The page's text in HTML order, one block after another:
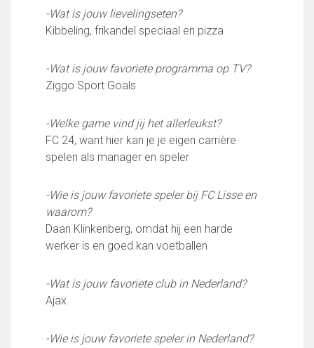
Maatschappelijke bijdrage
Support Casper
Dagbesteding ’s Heeren Loo
De gezonde sportkantine
Contact
Vertrouwenspersonen
Wie doet wat
Ruimte reserveren/huren
-Wat is jouw lievelingseten?
Kibbeling, frikandel speciaal en pizza
-Wat is jouw favoriete programma op TV?
Ziggo Sport Goals
-Welke game vind jij het allerleukst?
FC 24, want hier kan je je eigen carrière
spelen als manager en speler
-Wie is jouw favoriete speler bij FC Lisse en
waarom?
Daan Klinkenberg, omdat hij een harde
werker is en goed kan voetballen
-Wat is jouw favoriete club in Nederland?
Ajax
-Wie is jouw favoriete speler in Nederland?